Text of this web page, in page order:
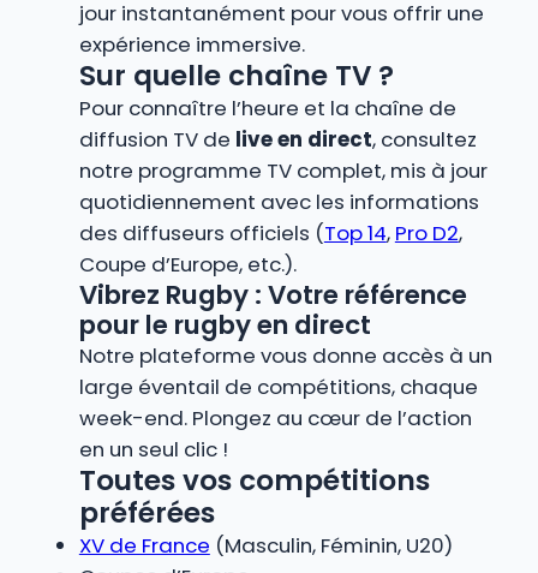
jour instantanément pour vous offrir une
expérience immersive.
Sur quelle chaîne TV ?
Pour connaître l’heure et la chaîne de
diffusion TV de live en direct, consultez
notre programme TV complet, mis à jour
quotidiennement avec les informations
des diffuseurs officiels (Top 14, Pro D2,
Coupe d’Europe, etc.).
Vibrez Rugby : Votre référence
pour le rugby en direct
Notre plateforme vous donne accès à un
large éventail de compétitions, chaque
week-end. Plongez au cœur de l’action
en un seul clic !
Toutes vos compétitions
préférées
XV de France (Masculin, Féminin, U20)